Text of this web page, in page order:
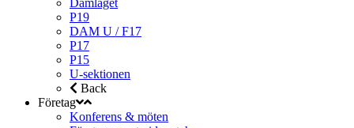
Damlaget
P19
DAM U / F17
P17
P15
U-sektionen
Back
Företag
Konferens & möten